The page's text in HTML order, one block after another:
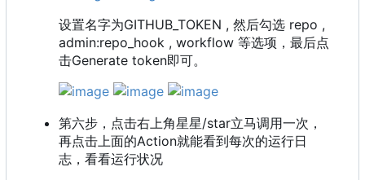
设置名字为GITHUB_TOKEN , 然后勾选 repo ,
admin:repo_hook , workflow 等选项，最后点
击Generate token即可。
第六步，点击右上角星星/star立马调用一次，
再点击上面的Action就能看到每次的运行日
志，看看运行状况